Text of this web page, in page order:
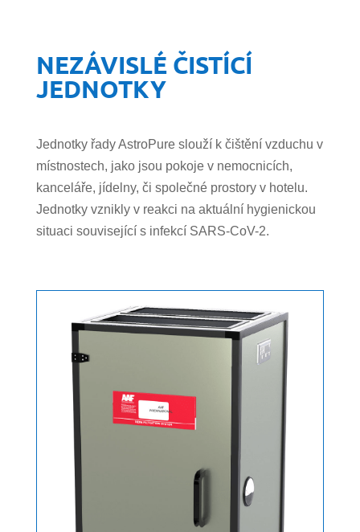
NEZÁVISLÉ ČISTÍCÍ
JEDNOTKY
Jednotky řady AstroPure slouží k čištění vzduchu v
místnostech, jako jsou pokoje v nemocnicích,
kanceláře, jídelny, či společné prostory v hotelu.
Jednotky vznikly v reakci na aktuální hygienickou
situaci související s infekcí SARS-CoV-2.